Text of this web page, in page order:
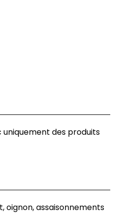
des produits
oignon, assaisonnements